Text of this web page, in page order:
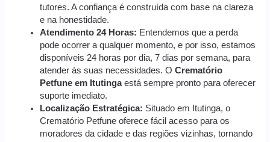
tutores. A confiança é construída com base na clareza
e na honestidade.
Atendimento 24 Horas: Entendemos que a perda
pode ocorrer a qualquer momento, e por isso, estamos
disponíveis 24 horas por dia, 7 dias por semana, para
atender às suas necessidades. OCrematório
Petfune em Itutingaestá sempre pronto para oferecer
suporte imediato.
Localização Estratégica: Situado em Itutinga, o
Crematório Petfune oferece fácil acesso para os
moradores da cidade e das regiões vizinhas, tornando